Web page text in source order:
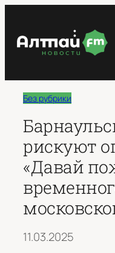
содержимому
Без рубрики
рискуют
«Давай
11.03.2025